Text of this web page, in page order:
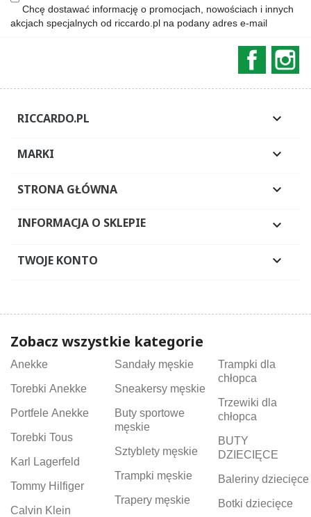
Chcę dostawać informację o promocjach, nowościach i innych
akcjach specjalnych od riccardo.pl na podany adres e-mail
RICCARDO.PL 
MARKI 
STRONA GŁÓWNA 
INFORMACJA O SKLEPIE 
TWOJE KONTO 
Zobacz wszystkie kategorie
Anekke
Torebki Anekke
Portfele Anekke
Torebki Tous
Karl Lagerfeld
Tommy Hilfiger
Calvin Klein
Sandały męskie
Sneakersy męskie
Buty sportowe
męskie
Sztyblety męskie
Trampki męskie
Trapery męskie
Trampki dla
chłopca
Trzewiki dla
chłopca
BUTY
DZIECIĘCE
Baleriny dziecięce
Botki dziecięce